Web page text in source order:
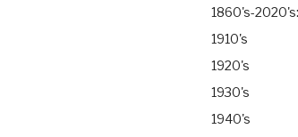
1860's-
1910's
1920's
1930's
1940's